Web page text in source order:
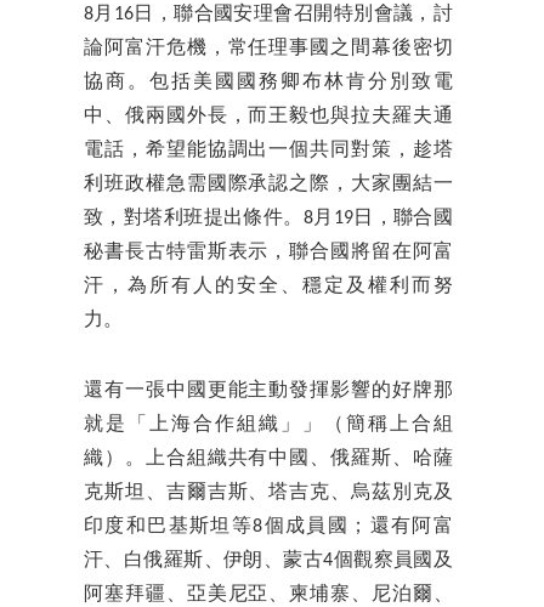
8月16日，聯合國安理會召開特別會議，討
論阿富汗危機，常任理事國之間幕後密切
協商。包括美國國務卿布林肯分別致電
中、俄兩國外長，而王毅也與拉夫羅夫通
電話，希望能協調出一個共同對策，趁塔
利班政權急需國際承認之際，大家團結一
致，對塔利班提出條件。8月19日，聯合國
秘書長古特雷斯表示，聯合國將留在阿富
汗，為所有人的安全、穩定及權利而努
力。
還有一張中國更能主動發揮影響的好牌那
就是「上海合作組織」」（簡稱上合組
織）。上合組織共有中國、俄羅斯、哈薩
克斯坦、吉爾吉斯、塔吉克、烏茲別克及
印度和巴基斯坦等8個成員國；還有阿富
汗、白俄羅斯、伊朗、蒙古4個觀察員國及
阿塞拜疆、亞美尼亞、柬埔寨、尼泊爾、